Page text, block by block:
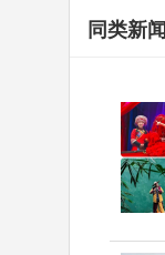
同类新闻